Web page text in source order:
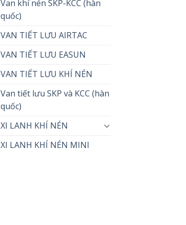
Van khí nén SKP-KCC (hàn
quốc)
VAN TIẾT LƯU AIRTAC
VAN TIẾT LƯU EASUN
VAN TIẾT LƯU KHÍ NÉN
Van tiết lưu SKP và KCC (hàn
quốc)
XI LANH KHÍ NÉN
XI LANH KHÍ NÉN MINI